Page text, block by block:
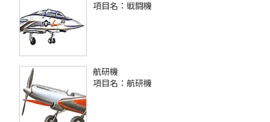
項目名：戦闘機
航研機
項目名：航研機